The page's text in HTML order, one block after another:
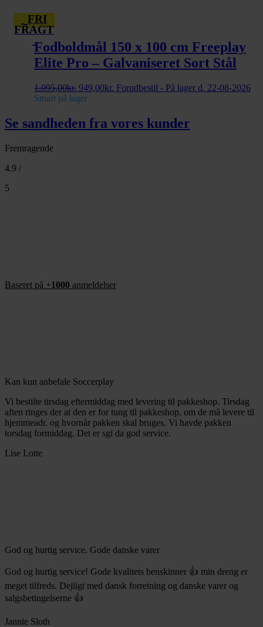
FRI
FRAGT
Fodboldmål 150 x 100 cm Freeplay
Elite Pro – Galvaniseret Sort Stål
1.095,00kr. Den
oprindelige
var:
1.095,00kr..
949,00kr. Den
949,00kr..
Forudbestil - På lager d. 22-08-2026
Smart på lager
Se sandheden fra vores kunder
Fremragende
4.9 /
5
Baseret på +1000 anmeldelser
Kan kun anbefale Soccerplay
Vi bestilte tirsdag eftermiddag med levering til pakkeshop. Tirsdag
aften ringes der at den er for tung til pakkeshop, om de må levere til
hjemmeadr. og hvornår pakken skal bruges. Vi havde pakken
torsdag formiddag. Det er sgi da god service.
Lise Lotte
God og hurtig service. Gode danske varer
God og hurtig service! Gode kvalitets benskinner 👍 min dreng er
meget tilfreds. Dejligt med dansk forretning og danske varer og
salgsbetingelserne 👍
Jannie Sloth